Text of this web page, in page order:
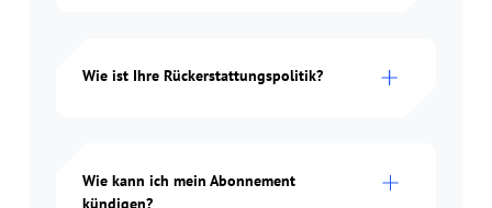
Wie ist Ihre Rückerstattungspolitik?
Wie kann ich mein Abonnement
kündigen?